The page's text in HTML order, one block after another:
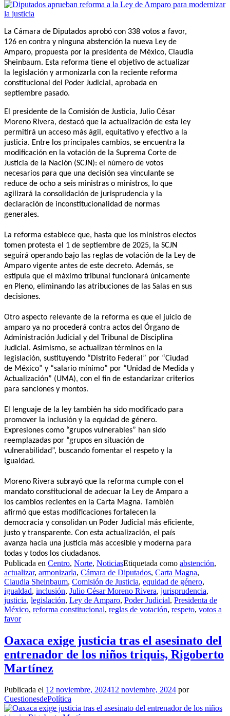
La Cámara de Diputados aprobó con 338 votos a favor,
126 en contra y ninguna abstención la nueva Ley de
Amparo, propuesta por la presidenta de México, Claudia
Sheinbaum. Esta reforma tiene el objetivo de actualizar
la legislación y armonizarla con la reciente reforma
constitucional del Poder Judicial, aprobada en
septiembre pasado.
El presidente de la Comisión de Justicia, Julio César
Moreno Rivera, destacó que la actualización de esta ley
permitirá un acceso más ágil, equitativo y efectivo a la
justicia. Entre los principales cambios, se encuentra la
modificación en la votación de la Suprema Corte de
Justicia de la Nación (SCJN): el número de votos
necesarios para que una decisión sea vinculante se
reduce de ocho a seis ministras o ministros, lo que
agilizará la consolidación de jurisprudencia y la
declaración de inconstitucionalidad de normas
generales.
La reforma establece que, hasta que los ministros electos
tomen protesta el 1 de septiembre de 2025, la SCJN
seguirá operando bajo las reglas de votación de la Ley de
Amparo vigente antes de este decreto. Además, se
estipula que el máximo tribunal funcionará únicamente
en Pleno, eliminando las atribuciones de las Salas en sus
decisiones.
Otro aspecto relevante de la reforma es que el juicio de
amparo ya no procederá contra actos del Órgano de
Administración Judicial y del Tribunal de Disciplina
Judicial. Asimismo, se actualizan términos en la
legislación, sustituyendo “Distrito Federal” por “Ciudad
de México” y “salario mínimo” por “Unidad de Medida y
Actualización” (UMA), con el fin de estandarizar criterios
para sanciones y montos.
El lenguaje de la ley también ha sido modificado para
promover la inclusión y la equidad de género.
Expresiones como “grupos vulnerables” han sido
reemplazadas por “grupos en situación de
vulnerabilidad”, buscando fomentar el respeto y la
igualdad.
Moreno Rivera subrayó que la reforma cumple con el
mandato constitucional de adecuar la Ley de Amparo a
los cambios recientes en la Carta Magna. También
afirmó que estas modificaciones fortalecen la
democracia y consolidan un Poder Judicial más eficiente,
justo y transparente. Con esta actualización, el país
avanza hacia una justicia más accesible y moderna para
todas y todos los ciudadanos.
Publicada en Centro, Norte, NoticiasEtiquetada como abstención,
actualizar, armonizarla, Cámara de Diputados, Carta Magna,
Claudia Sheinbaum, Comisión de Justicia, equidad de género,
igualdad, inclusión, Julio César Moreno Rivera, jurisprudencia,
justicia, legislación, Ley de Amparo, Poder Judicial, Presidenta de
México, reforma constitucional, reglas de votación, respeto, votos a
favor
Oaxaca exige justicia tras el asesinato del
entrenador de los niños triquis, Rigoberto
Martínez
Publicada el 12 noviembre, 202412 noviembre, 2024 por
CuestionesdePolítica